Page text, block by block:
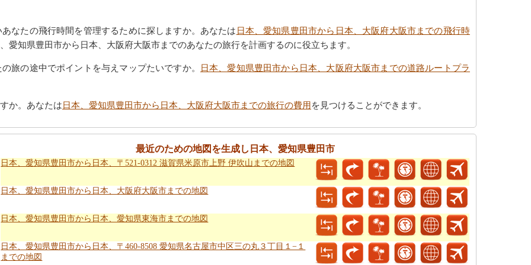
なたの飛行時間を管理するために探しますか。あなたは 日本、愛知県豊田市から日本、大阪府大阪市までの飛行時
愛知県豊田市から日本、大阪府大阪市までのあなたの旅行を計画するのに役立ちます。
旅の途中でポイントを与えマップたいですか。 日本、愛知県豊田市から日本、大阪府大阪市までの道路ルートプラ
か。あなたは日本、愛知県豊田市から日本、大阪府大阪市までの旅行の費用を見つけることができます。
最近のための地図を生成し日本、愛知県豊田市
日本、愛知県豊田市から日本、〒521-0312 滋賀県米原市上野 伊吹山までの地図
日本、愛知県豊田市から日本、大阪府大阪市までの地図
日本、愛知県豊田市から日本、愛知県東海市までの地図
日本、愛知県豊田市から日本、〒460-8508 愛知県名古屋市中区三の丸３丁目１−１
までの地図